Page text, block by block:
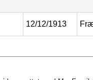
12/12/1913